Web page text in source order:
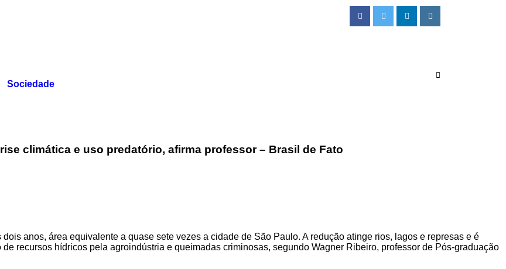
Sociedade
climática e uso predatório, afirma professor – Brasil de Fato
anos, área equivalente a quase sete vezes a cidade de São Paulo. A redução atinge rios, lagos e represas e é
recursos hídricos pela agroindústria e queimadas criminosas, segundo Wagner Ribeiro, professor de Pós-graduação